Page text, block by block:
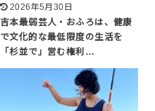
2026年5月30日
吉本最弱芸人・おふろは、健康
で文化的な最低限度の生活を
「杉並で」営む権利…